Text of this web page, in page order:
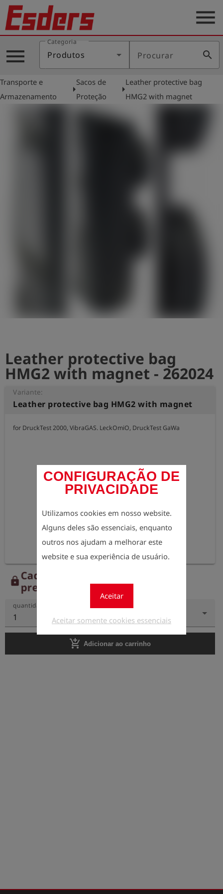
Produtos
account_circle Conecte-
se
CONFIGURAÇÃO DE
PRIVACIDADE
Utilizamos cookies em nosso website.
Alguns deles são essenciais, enquanto
outros nos ajudam a melhorar este
website e sua experiência de usuário.
Aceitar
Aceitar somente cookies essenciais
menu
menu
Categoria
Produtos Procurar search
Transporte e
Armazenamento
arrow_right
Sacos de
Proteção
arrow_right
Leather protective bag
HMG2 with magnet
Leather protective bag
HMG2 with magnet - 262024
Variante:
Leather protective bag HMG2 with magnet
for DruckTest 2000, VibraGAS. LeckOmiO, DruckTest GaWa
lock Cadastre-se agora para ver os
preços.
quantidade
1
add_shopping_cart Adicionar ao carrinho